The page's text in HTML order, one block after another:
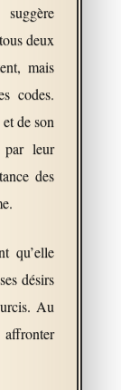
deux
mais
codes.
de son
par leur
des
qu’elle
désirs
Au
affronter